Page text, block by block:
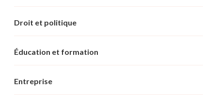
Droit et politique
Éducation et formation
Entreprise